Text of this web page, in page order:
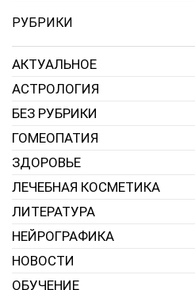
РУБРИКИ
АКТУАЛЬНОЕ
АСТРОЛОГИЯ
БЕЗ РУБРИКИ
ГОМЕОПАТИЯ
ЗДОРОВЬЕ
ЛЕЧЕБНАЯ КОСМЕТИКА
ЛИТЕРАТУРА
НЕЙРОГРАФИКА
НОВОСТИ
ОБУЧЕНИЕ